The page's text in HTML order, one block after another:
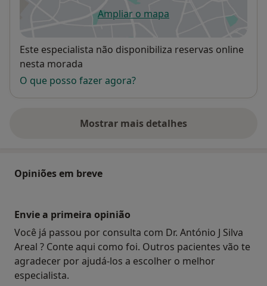
Ampliar o mapaabre num novo separador
Disponibilidade
Este especialista não disponibiliza reservas online
nesta morada
O que posso fazer agora?
Mostrar mais detalhes
sobre o endereço
Opiniões em breve
Envie a primeira opinião
Você já passou por consulta com Dr. António J Silva
Areal ? Conte aqui como foi. Outros pacientes vão te
agradecer por ajudá-los a escolher o melhor
especialista.